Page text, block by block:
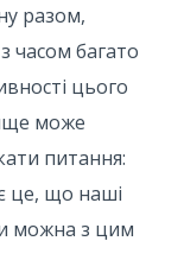
разом,
часом багато
цього
може
питання:
це, що наші
можна з цим